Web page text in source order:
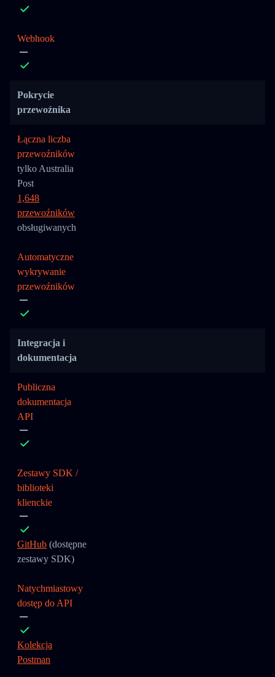
Webhook
Pokrycie
przewoźnika
Łączna liczba
przewoźników
tylko Australia
Post
1,648
przewoźników
obsługiwanych
Automatyczne
wykrywanie
przewoźników
Integracja i
dokumentacja
Publiczna
dokumentacja
API
Zestawy SDK /
biblioteki
klienckie
GitHub (dostępne
zestawy SDK)
Natychmiastowy
dostęp do API
Kolekcja
Postman